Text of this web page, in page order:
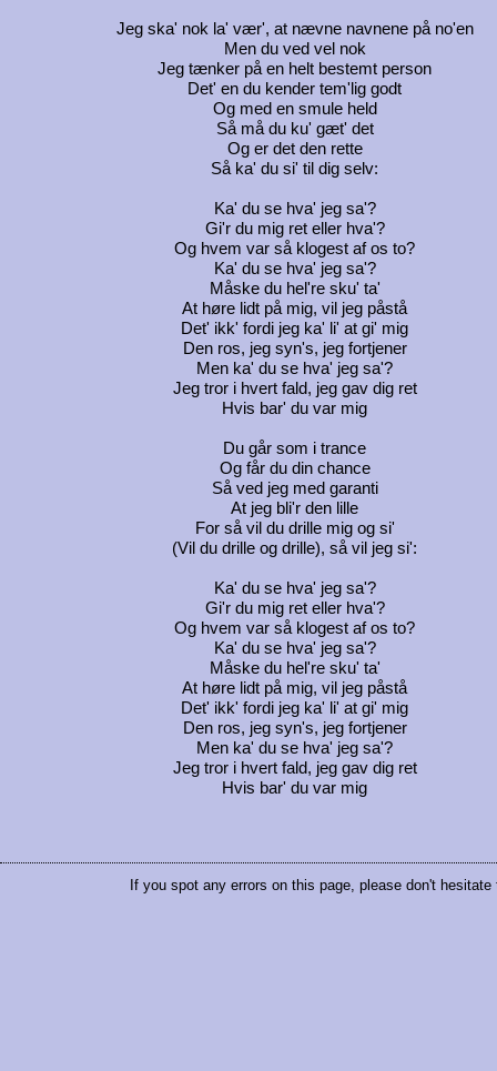
Jeg ska' nok la' vær', at nævne navnene på no'en
Men du ved vel nok
Jeg tænker på en helt bestemt person
Det' en du kender tem'lig godt
Og med en smule held
Så må du ku' gæt' det
Og er det den rette
Så ka' du si' til dig selv:
Ka' du se hva' jeg sa'?
Gi'r du mig ret eller hva'?
Og hvem var så klogest af os to?
Ka' du se hva' jeg sa'?
Måske du hel're sku' ta'
At høre lidt på mig, vil jeg påstå
Det' ikk' fordi jeg ka' li' at gi' mig
Den ros, jeg syn's, jeg fortjener
Men ka' du se hva' jeg sa'?
Jeg tror i hvert fald, jeg gav dig ret
Hvis bar' du var mig
Du går som i trance
Og får du din chance
Så ved jeg med garanti
At jeg bli'r den lille
For så vil du drille mig og si'
(Vil du drille og drille), så vil jeg si':
Ka' du se hva' jeg sa'?
Gi'r du mig ret eller hva'?
Og hvem var så klogest af os to?
Ka' du se hva' jeg sa'?
Måske du hel're sku' ta'
At høre lidt på mig, vil jeg påstå
Det' ikk' fordi jeg ka' li' at gi' mig
Den ros, jeg syn's, jeg fortjener
Men ka' du se hva' jeg sa'?
Jeg tror i hvert fald, jeg gav dig ret
Hvis bar' du var mig
If you spot any errors on this page, please don't